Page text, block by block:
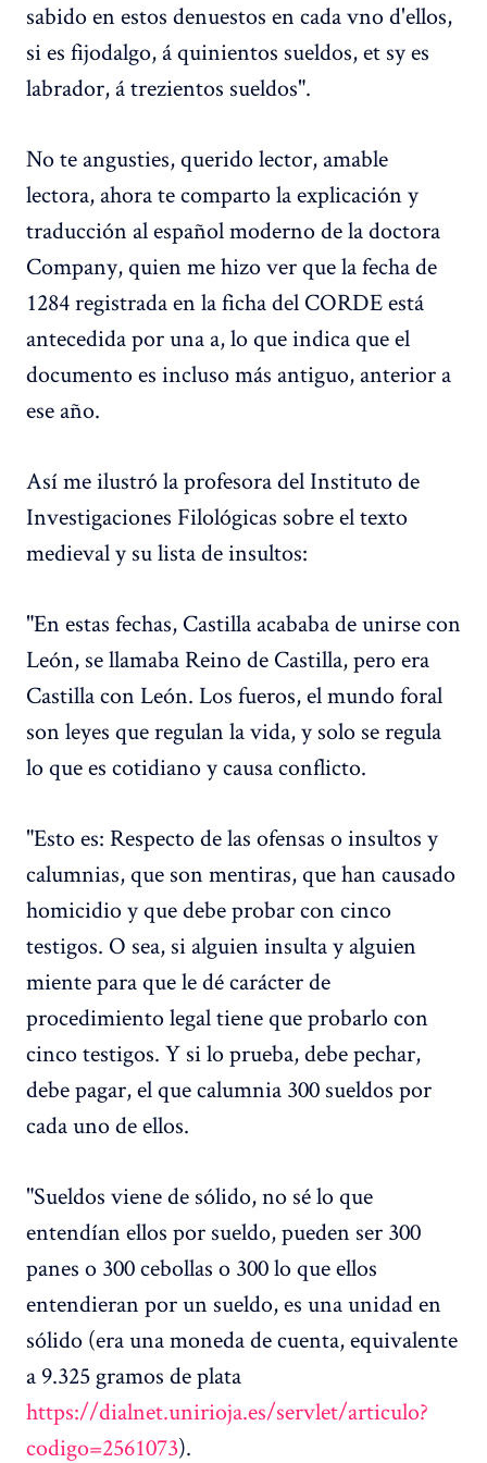
sabido en estos denuestos en cada vno d'ellos,
si es fijodalgo, á quinientos sueldos, et sy es
labrador, á trezientos sueldos".
No te angusties, querido lector, amable
lectora, ahora te comparto la explicación y
traducción al español moderno de la doctora
Company, quien me hizo ver que la fecha de
1284 registrada en la ficha del CORDE está
antecedida por una a, lo que indica que el
documento es incluso más antiguo, anterior a
ese año.
Así me ilustró la profesora del Instituto de
Investigaciones Filológicas sobre el texto
medieval y su lista de insultos:
"En estas fechas, Castilla acababa de unirse con
León, se llamaba Reino de Castilla, pero era
Castilla con León. Los fueros, el mundo foral
son leyes que regulan la vida, y solo se regula
lo que es cotidiano y causa conflicto.
"Esto es: Respecto de las ofensas o insultos y
calumnias, que son mentiras, que han causado
homicidio y que debe probar con cinco
testigos. O sea, si alguien insulta y alguien
miente para que le dé carácter de
procedimiento legal tiene que probarlo con
cinco testigos. Y si lo prueba, debe pechar,
debe pagar, el que calumnia 300 sueldos por
cada uno de ellos.
"Sueldos viene de sólido, no sé lo que
entendían ellos por sueldo, pueden ser 300
panes o 300 cebollas o 300 lo que ellos
entendieran por un sueldo, es una unidad en
sólido (era una moneda de cuenta, equivalente
a 9.325 gramos de plata
https://dialnet.unirioja.es/servlet/articulo?
codigo=2561073).